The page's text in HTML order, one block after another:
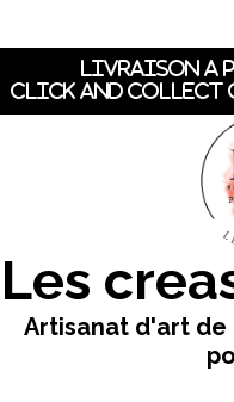
LIVRAISON A
CLICK AND
Les
Artisanat d'art de